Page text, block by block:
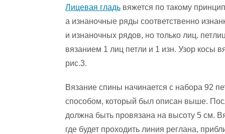
Лицевая гладь вяжется по такому
а изнаночные ряды соответственно
и изнаночных рядов, но только лиц.
вязанием 1 лиц петли и 1 изн. Узор
рис.3.
Вязание спины начинается с набора 92
способом, который был описан выше.
должна быть провязана на высоту 5 см.
где будет проходить линия реглана,